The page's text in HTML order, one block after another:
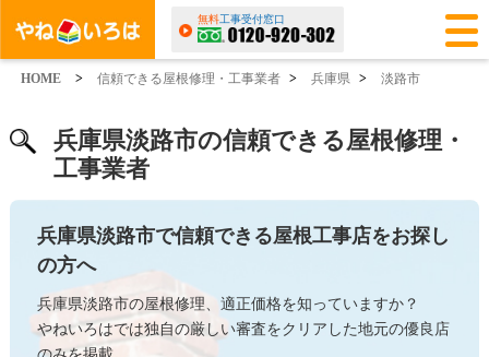
無料工事受付窓口
HOME > 信頼できる屋根修理・工事業者 > 兵庫県 > 淡路市
兵庫県淡路市の信頼できる屋根修理・
工事業者
兵庫県淡路市で信頼できる屋根工事店をお探し
の方へ
兵庫県淡路市の屋根修理、適正価格を知っていますか？
やねいろはでは独自の厳しい審査をクリアした地元の優良店